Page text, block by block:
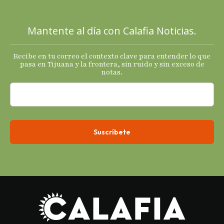
termómetro
s
económicos.
Mantente al día con Calafia Noticias.
Recibe en tu correo el contexto clave para entender lo que
pasa en Tijuana y la frontera, sin ruido y sin exceso de
notas.